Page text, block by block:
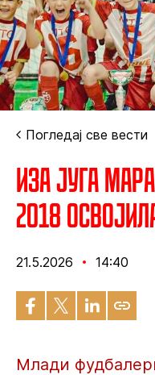
Погледај све вести
Иза југа
2018
21.5.2026 14:40
Млади